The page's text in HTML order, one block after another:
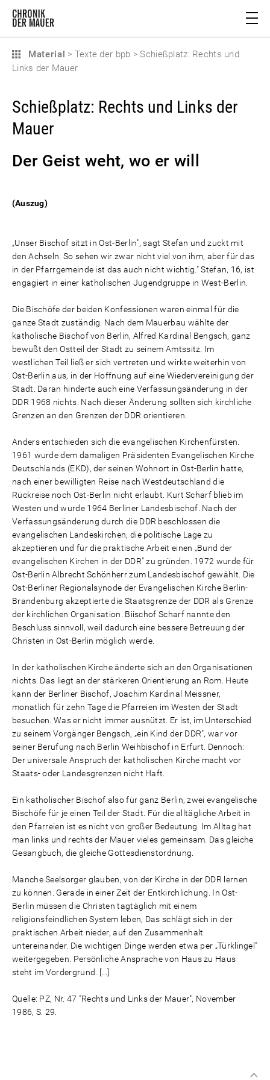
Material > Texte der bpb > Schießplatz: Rechts und
Links der Mauer
Schießplatz: Rechts und Links der
Mauer
Der Geist weht, wo er will
(Auszug)
„Unser Bischof sitzt in Ost-Berlin", sagt Stefan und zuckt mit
den Achseln. So sehen wir zwar nicht viel von ihm, aber für das
in der Pfarrgemeinde ist das auch nicht wichtig." Stefan, 16, ist
engagiert in einer katholischen Jugendgruppe in West-Berlin.
Die Bischöfe der beiden Konfessionen waren einmal für die
ganze Stadt zuständig. Nach dem Mauerbau wählte der
katholische Bischof von Berlin, Alfred Kardinal Bengsch, ganz
bewußt den Ostteil der Stadt zu seinem Amtssitz. Im
westlichen Teil ließ er sich vertreten und wirkte weiterhin von
Ost-Berlin aus, in der Hoffnung auf eine Wiedervereinigung der
Stadt. Daran hinderte auch eine Verfassungsänderung in der
DDR 1968 nichts. Nach dieser Änderung sollten sich kirchliche
Grenzen an den Grenzen der DDR orientieren.
Anders entschieden sich die evangelischen Kirchenfürsten.
1961 wurde dem damaligen Präsidenten Evangelischen Kirche
Deutschlands (EKD), der seinen Wohnort in Ost-Berlin hatte,
nach einer bewilligten Reise nach Westdeutschland die
Rückreise noch Ost-Berlin nicht erlaubt. Kurt Scharf blieb im
Westen und wurde 1964 Berliner Landesbischof. Nach der
Verfassungsänderung durch die DDR beschlossen die
evangelischen Landeskirchen, die politische Lage zu
akzeptieren und für die praktische Arbeit einen „Bund der
evangelischen Kirchen in der DDR" zu gründen. 1972 wurde für
Ost-Berlin Albrecht Schönherr zum Landesbischof gewählt. Die
Ost-Berliner Regionalsynode der Evangelischen Kirche Berlin-
Brandenburg akzeptierte die Staatsgrenze der DDR als Grenze
der kirchlichen Organisation. Biischof Scharf nannte den
Beschluss sinnvoll, weil dadurch eine bessere Betreuung der
Christen in Ost-Berlin möglich werde.
In der katholischen Kirche änderte sich an den Organisationen
nichts. Das liegt an der stärkeren Orientierung an Rom. Heute
kann der Berliner Bischof, Joachim Kardinal Meissner,
monatlich für zehn Tage die Pfarreien im Westen der Stadt
besuchen. Was er nicht immer ausnützt. Er ist, im Unterschied
zu seinem Vorgänger Bengsch, „ein Kind der DDR", war vor
seiner Berufung nach Berlin Weihbischof in Erfurt. Dennoch:
Der universale Anspruch der katholischen Kirche macht vor
Staats- oder Landesgrenzen nicht Haft.
Ein katholischer Bischof also für ganz Berlin, zwei evangelische
Bischöfe für je einen Teil der Stadt. Für die alltägliche Arbeit in
den Pfarreien ist es nicht von großer Bedeutung. Im Alltag hat
man links und rechts der Mauer vieles gemeinsam. Das gleiche
Gesangbuch, die gleiche Gottesdienstordnung.
Manche Seelsorger glauben, von der Kirche in der DDR lernen
zu können. Gerade in einer Zeit der Entkirchlichung. In Ost-
Berlin müssen die Christen tagtäglich mit einem
religionsfeindlichen System leben, Das schlägt sich in der
praktischen Arbeit nieder, auf den Zusammenhalt
untereinander. Die wichtigen Dinge werden etwa per „Türklingel"
weitergegeben. Persönliche Ansprache von Haus zu Haus
steht im Vordergrund. [...]
Quelle: PZ, Nr. 47 "Rechts und Links der Mauer", November
1986, S. 29.